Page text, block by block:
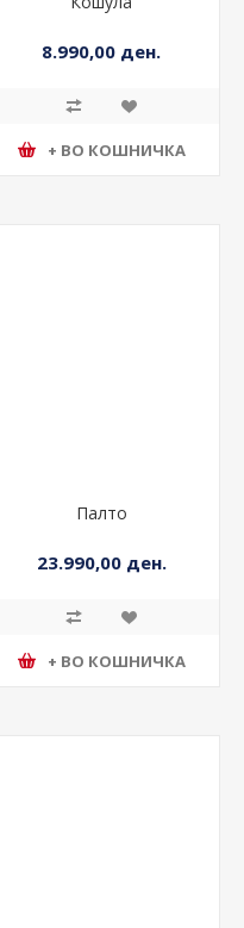
8.990,00 ден.
+ ВО КОШНИЧКА
Палто
23.990,00 ден.
+ ВО КОШНИЧКА